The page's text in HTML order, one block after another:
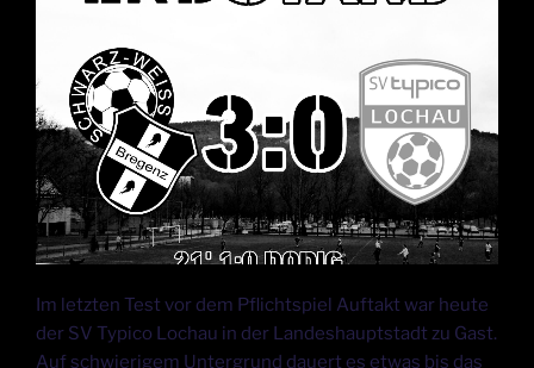
Im letzten Test vor dem Pflichtspiel Auftakt war heute
der SV Typico Lochau in der Landeshauptstadt zu Gast.
Auf schwierigem Untergrund dauert es etwas bis das